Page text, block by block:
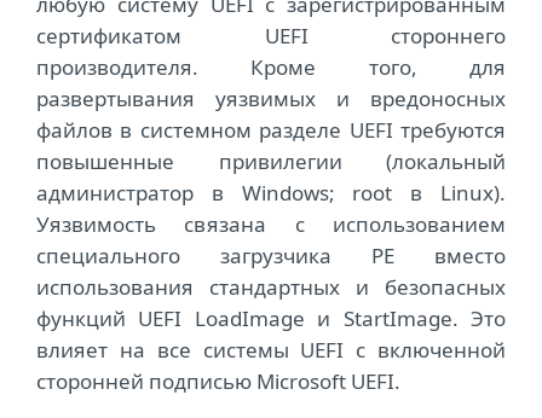
сертификатом UEFI стороннего
производителя. Кроме того, для
развертывания уязвимых и вредоносных
файлов в системном разделе UEFI требуются
повышенные привилегии (локальный
администратор в Windows; root в Linux).
Уязвимость связана с использованием
специального загрузчика PE вместо
использования стандартных и безопасных
функций UEFI LoadImage и StartImage. Это
влияет на все системы UEFI с включенной
сторонней подписью Microsoft UEFI.